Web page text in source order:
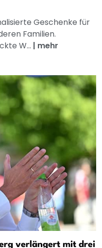
Geschenke für
Familien.
W... | mehr
verlängert mit drei